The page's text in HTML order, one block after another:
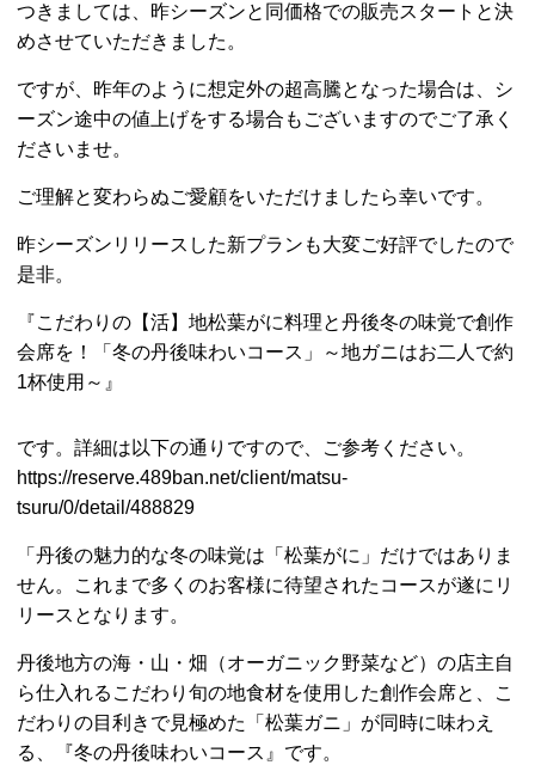
つきましては、 昨シーズンと同価格での販売スタートと決
めさせていただきました。
ですが、昨年のように想定外の超高騰となった場合は、シ
ーズン途中の値上げをする場合もございますのでご了承く
ださいませ。
ご理解と変わらぬご愛顧をいただけましたら幸いです。
昨シーズンリリースした新プランも大変ご好評でしたので
是非。
『こだわりの【活】地松葉がに料理と丹後冬の味覚で創作
会席を！「冬の丹後味わいコース」～地ガニはお二人で約
1杯使用～』
です。詳細は以下の通りですので、ご参考ください。
https://reserve.489ban.net/client/matsu-
tsuru/0/detail/488829
「丹後の魅力的な冬の味覚は「松葉がに」だけではありま
せん。これまで多くのお客様に待望されたコースが遂にリ
リースとなります。
丹後地方の海・山・畑（オーガニック野菜など）の店主自
ら仕入れるこだわり旬の地食材を使用した創作会席と、こ
だわりの目利きで見極めた「松葉ガニ」が同時に味わえ
る、『冬の丹後味わいコース』です。